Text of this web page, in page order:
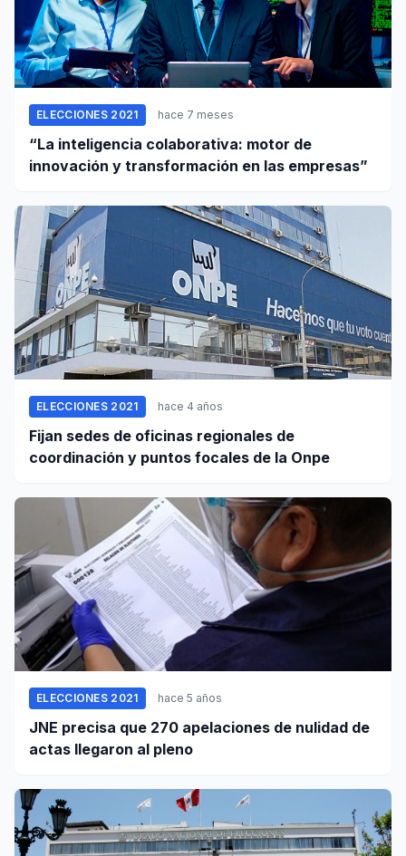
ELECCIONES 2021 hace 7 meses
“La inteligencia colaborativa: motor de
innovación y transformación en las empresas”
ELECCIONES 2021 hace 4 años
Fijan sedes de oficinas regionales de
coordinación y puntos focales de la Onpe
ELECCIONES 2021 hace 5 años
JNE precisa que 270 apelaciones de nulidad de
actas llegaron al pleno